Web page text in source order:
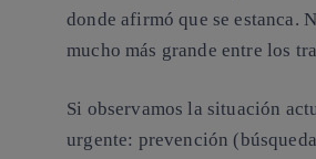
donde afirmó que se estanca.
mucho más grande entre los
Si observamos la situación
urgente: prevención